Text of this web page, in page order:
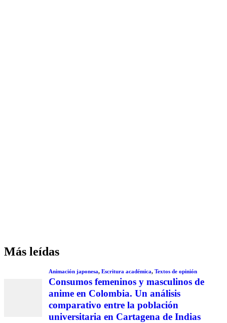
Más leídas
Animación japonesa, Escritura académica, Textos de opinión
Consumos femeninos y masculinos de
anime en Colombia. Un análisis
comparativo entre la población
universitaria en Cartagena de Indias